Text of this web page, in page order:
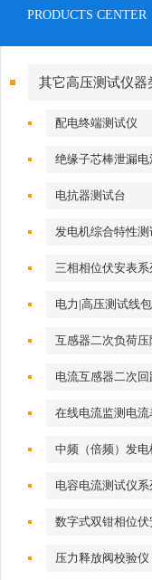
PRODUCTS CENTER
其它高压测试仪器
配电终端测试仪
绝缘子芯棒泄漏电
电抗器测试台
发电机综合特性测
三相相位伏安表系
电力|高压测试线包
互感器二次负荷压
电流互感器二次
在线电流监测电流
中频（倍频）发电
电容电流测试仪系
数字式双钳相位伏
压力释放阀校验仪